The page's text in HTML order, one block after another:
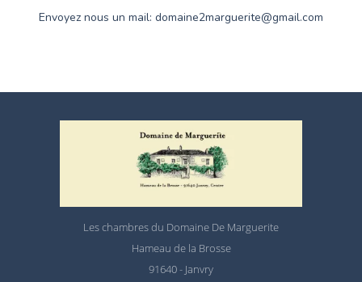
Envoyez nous un mail: domaine2marguerite@gmail.com
Les chambres du Domaine De Marguerite
Hameau de la Brosse
91640 - Janvry